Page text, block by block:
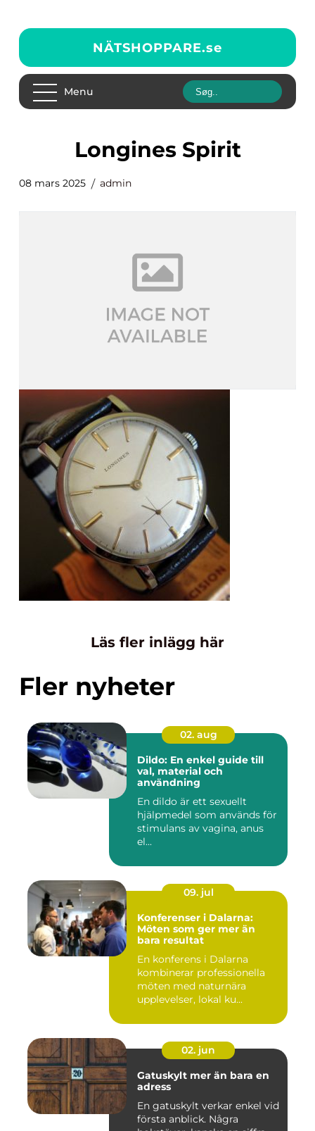
NÄTSHOPPARE.se
Menu
Longines Spirit
08 mars 2025 admin
Läs fler inlägg här
Fler nyheter
02. aug
Dildo: En enkel guide till
val, material och
användning
En dildo är ett sexuellt
hjälpmedel som används för
stimulans av vagina, anus
el...
09. jul
Konferenser i Dalarna:
Möten som ger mer än
bara resultat
En konferens i Dalarna
kombinerar professionella
möten med naturnära
upplevelser, lokal ku...
02. jun
Gatuskylt mer än bara en
adress
En gatuskylt verkar enkel vid
första anblick. Några